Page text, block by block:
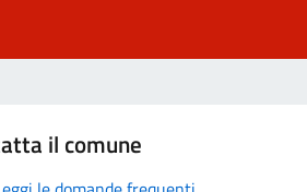
il comune